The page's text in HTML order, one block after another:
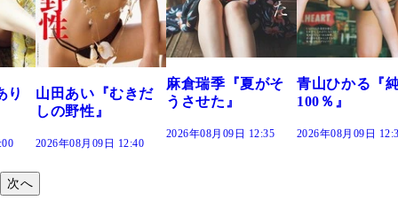
だ
麻倉瑞季『夏がそ
うさせた』
青山ひかる『純度
100％』
2026年08月09日 12:30
つの、あおい
で。』
2026年08月09日
次へ